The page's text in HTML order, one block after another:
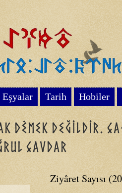
Eşyalar Tarih Hobiler
dėmek değildir.
Çavdar
Ziyâret Sayısı